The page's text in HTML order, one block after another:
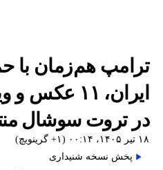
ترامپ هم‌زمان با
ایران، ۱۱
در تروت سوشال
۱۸ تیر ۱۴۰۵، ۰۰:۱۴ (‎+۱ گرینویچ)
پخش نسخه شنیداری